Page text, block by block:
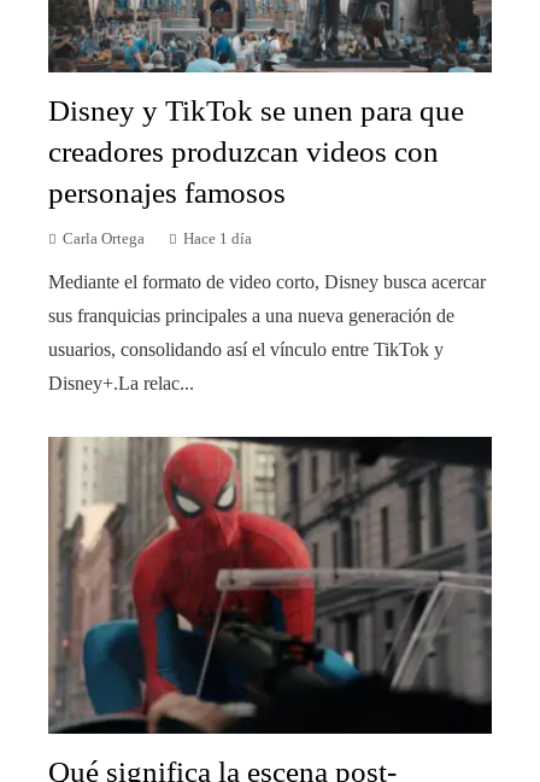
Disney y TikTok se unen para que
creadores produzcan videos con
personajes famosos
Carla Ortega Hace 1 día
Mediante el formato de video corto, Disney busca acercar
sus franquicias principales a una nueva generación de
usuarios, consolidando así el vínculo entre TikTok y
Disney+.La relac...
Qué significa la escena post-